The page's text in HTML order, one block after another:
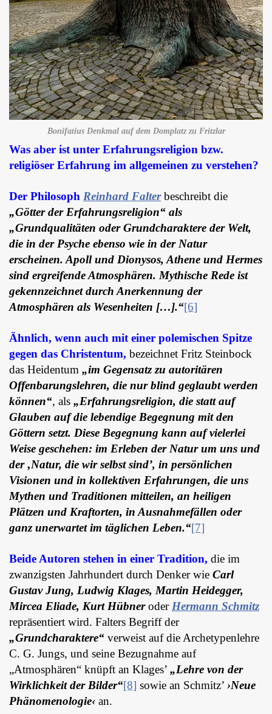
Bonifatius Denkmal auf dem Domplatz zu Fritzlar
Was aber ist unter Erfahrungsreligion bzw.
religiöser Erfahrung im allgemeinen zu verstehen?
Der Philosoph Reinhard Falter beschreibt die
„Götter der Erfahrungsreligion“ als
„Grundqualitäten oder Grundcharaktere der Welt,
die in der Psyche ebenso wie in der Natur
erscheinen. Apoll und Dionysos, Athene und Hermes
sind ergreifende Atmosphären. Mythische Rede ist
gekennzeichnet durch Anerkennung der
Atmosphären als Wesenheiten […].“[6]
Ähnlich, wenn auch mit einer polemischen Spitze
gegen das Christentum, bezeichnet Fritz Steinbock
das Heidentum „im Gegensatz zu autoritären
Offenbarungslehren, die nur blind geglaubt werden
können“, als „Erfahrungsreligion, die statt auf
Glauben auf die lebendige Begegnung mit den
Göttern setzt. Diese Begegnung kann auf vielerlei
Weise geschehen: im Erleben der Natur um uns und
der ‚Natur, die wir selbst sind’, in persönlichen
Visionen und in kollektiven Erfahrungen, die uns
Mythen und Traditionen mitteilen, an heiligen
Plätzen und Kraftorten, in Ausnahmefällen oder
ganz unerwartet im täglichen Leben.“[7]
Beide Autoren stehen in einer Tradition, die im
zwanzigsten Jahrhundert durch Denker wie Carl
Gustav Jung, Ludwig Klages, Martin Heidegger,
Mircea Eliade, Kurt Hübneroder Hermann Schmitz
repräsentiert wird. Falters Begriff der
„Grundcharaktere“ verweist auf die Archetypenlehre
C. G. Jungs, und seine Bezugnahme auf
„Atmosphären“ knüpft an Klages’ „Lehre von der
Wirklichkeit der Bilder“[8] sowie an Schmitz’ ›Neue
Phänomenologie‹ an.